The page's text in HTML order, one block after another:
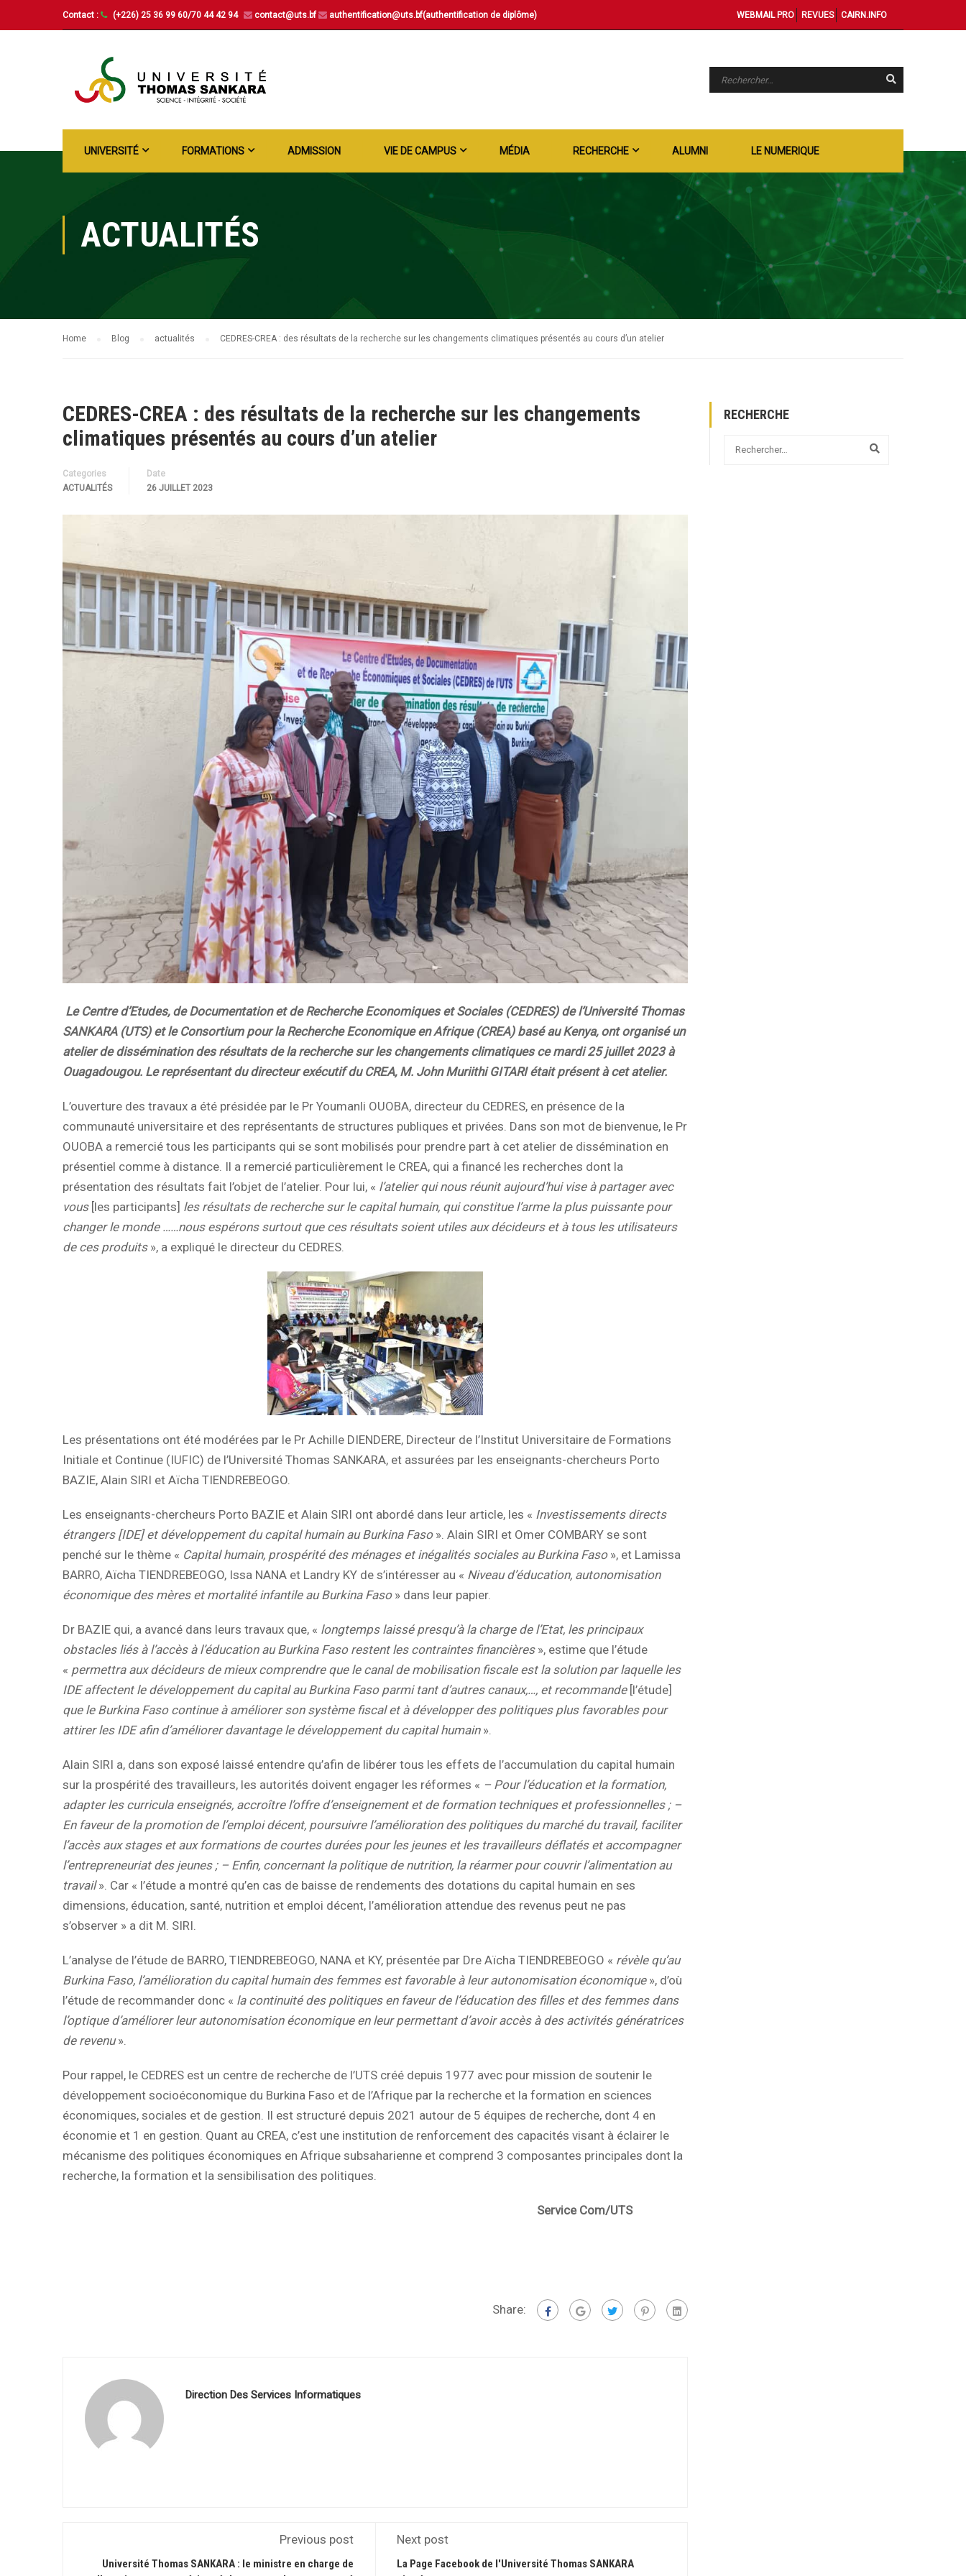
Contact : (+226) 25 36 99 60/70 44 42 94 contact@uts.bf authentification@uts.bf(authentification de diplôme) WEBMAIL PRO REVUES CAIRN.INFO
UNIVERSITÉ FORMATIONS ADMISSION VIE DE CAMPUS MÉDIA RECHERCHE ALUMNI LE NUMERIQUE
ACTUALITÉS
Home Blog actualités CEDRES-CREA : des résultats de la recherche sur les changements climatiques présentés au cours d’un atelier
CEDRES-CREA : des résultats de la recherche sur les changements
climatiques présentés au cours d’un atelier
Categories
ACTUALITÉS
Date
26 JUILLET 2023
Le Centre d’Etudes, de Documentation et de Recherche Economiques et Sociales (CEDRES) de l’Université Thomas
SANKARA (UTS) et le Consortium pour la Recherche Economique en Afrique (CREA) basé au Kenya, ont organisé un
atelier de dissémination des résultats de la recherche sur les changements climatiques ce mardi 25 juillet 2023 à
Ouagadougou. Le représentant du directeur exécutif du CREA, M. John Muriithi GITARI était présent à cet atelier.
L’ouverture des travaux a été présidée par le Pr Youmanli OUOBA, directeur du CEDRES, en présence de la
communauté universitaire et des représentants de structures publiques et privées. Dans son mot de bienvenue, le Pr
OUOBA a remercié tous les participants qui se sont mobilisés pour prendre part à cet atelier de dissémination en
présentiel comme à distance. Il a remercié particulièrement le CREA, qui a financé les recherches dont la
présentation des résultats fait l’objet de l’atelier. Pour lui, « l’atelier qui nous réunit aujourd’hui vise à partager avec
vous [les participants] les résultats de recherche sur le capital humain, qui constitue l’arme la plus puissante pour
changer le monde ……nous espérons surtout que ces résultats soient utiles aux décideurs et à tous les utilisateurs
de ces produits», a expliqué le directeur du CEDRES.
Les présentations ont été modérées par le Pr Achille DIENDERE, Directeur de l’Institut Universitaire de Formations
Initiale et Continue (IUFIC) de l’Université Thomas SANKARA, et assurées par les enseignants-chercheurs Porto
BAZIE, Alain SIRI et Aïcha TIENDREBEOGO.
Les enseignants-chercheurs Porto BAZIE et Alain SIRI ont abordé dans leur article, les « Investissements directs
étrangers [IDE] et développement du capital humain au Burkina Faso». Alain SIRI et Omer COMBARY se sont
penché sur le thème « Capital humain, prospérité des ménages et inégalités sociales au Burkina Faso», et Lamissa
BARRO, Aïcha TIENDREBEOGO, Issa NANA et Landry KY de s’intéresser au « Niveau d’éducation, autonomisation
économique des mères et mortalité infantile au Burkina Faso» dans leur papier.
Dr BAZIE qui, a avancé dans leurs travaux que, « longtemps laissé presqu’à la charge de l’Etat, les principaux
obstacles liés à l’accès à l’éducation au Burkina Faso restent les contraintes financières », estime que l’étude
« permettra aux décideurs de mieux comprendre que le canal de mobilisation fiscale est la solution par laquelle les
IDE affectent le développement du capital au Burkina Faso parmi tant d’autres canaux,…, et recommande [l’étude]
que le Burkina Faso continue à améliorer son système fiscal et à développer des politiques plus favorables pour
attirer les IDE afin d’améliorer davantage le développement du capital humain».
Alain SIRI a, dans son exposé laissé entendre qu’afin de libérer tous les effets de l’accumulation du capital humain
sur la prospérité des travailleurs, les autorités doivent engager les réformes « – Pour l’éducation et la formation,
adapter les curricula enseignés, accroître l’offre d’enseignement et de formation techniques et professionnelles ; –
En faveur de la promotion de l’emploi décent, poursuivre l’amélioration des politiques du marché du travail, faciliter
l’accès aux stages et aux formations de courtes durées pour les jeunes et les travailleurs déflatés et accompagner
l’entrepreneuriat des jeunes ; – Enfin, concernant la politique de nutrition, la réarmer pour couvrir l’alimentation au
travail». Car « l’étude a montré qu’en cas de baisse de rendements des dotations du capital humain en ses
dimensions, éducation, santé, nutrition et emploi décent, l’amélioration attendue des revenus peut ne pas
s’observer » a dit M. SIRI.
L’analyse de l’étude de BARRO, TIENDREBEOGO, NANA et KY, présentée par Dre Aïcha TIENDREBEOGO « révèle qu’au
Burkina Faso, l’amélioration du capital humain des femmes est favorable à leur autonomisation économique», d’où
l’étude de recommander donc « la continuité des politiques en faveur de l’éducation des filles et des femmes dans
l’optique d’améliorer leur autonomisation économique en leur permettant d’avoir accès à des activités génératrices
de revenu».
Pour rappel, le CEDRES est un centre de recherche de l’UTS créé depuis 1977 avec pour mission de soutenir le
développement socioéconomique du Burkina Faso et de l’Afrique par la recherche et la formation en sciences
économiques, sociales et de gestion. Il est structuré depuis 2021 autour de 5 équipes de recherche, dont 4 en
économie et 1 en gestion. Quant au CREA, c’est une institution de renforcement des capacités visant à éclairer le
mécanisme des politiques économiques en Afrique subsaharienne et comprend 3 composantes principales dont la
recherche, la formation et la sensibilisation des politiques.
Service Com/UTS
Share:
Direction Des Services Informatiques
Previous post
Université Thomas SANKARA : le ministre en charge de
Next post
La Page Facebook de l'Université Thomas SANKARA
RECHERCHE